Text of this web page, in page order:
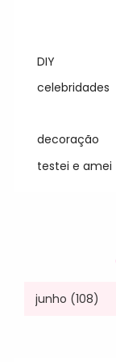
DIY
celebridades
decoração
testei e amei